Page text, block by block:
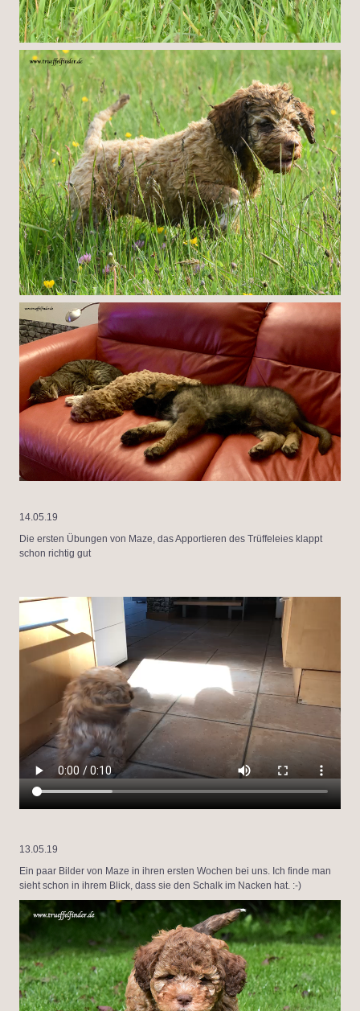
14.05.19
Die ersten Übungen von Maze, das Apportieren des Trüffeleies klappt
schon richtig gut
13.05.19
Ein paar Bilder von Maze in ihren ersten Wochen bei uns. Ich finde man
sieht schon in ihrem Blick, dass sie den Schalk im Nacken hat. :-)